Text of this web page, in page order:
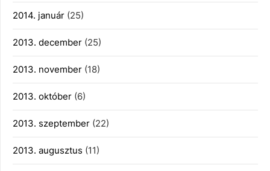
2014. január (25)
2013. december (25)
2013. november (18)
2013. október (6)
2013. szeptember (22)
2013. augusztus (11)